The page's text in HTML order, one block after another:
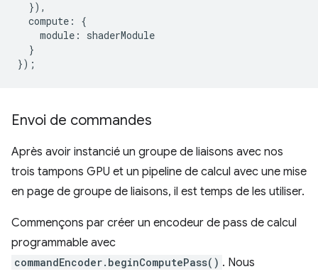
}),
compute :
{
module :
shaderModule
}
});
Envoi de commandes
Après avoir instancié un groupe de liaisons avec nos
trois tampons GPU et un pipeline de calcul avec une mise
en page de groupe de liaisons, il est temps de les utiliser.
Commençons par créer un encodeur de pass de calcul
programmable avec
commandEncoder.beginComputePass() . Nous